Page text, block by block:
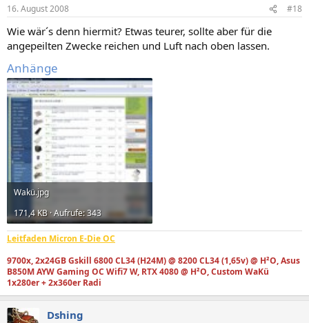
16. August 2008 #18
Wie wär´s denn hiermit? Etwas teurer, sollte aber für die
angepeilten Zwecke reichen und Luft nach oben lassen.
Anhänge
Wakü.jpg
171,4 KB · Aufrufe: 343
Leitfaden Micron E-Die OC
9700x, 2x24GB Gskill 6800 CL34 (H24M) @ 8200 CL34 (1,65v) @ H²O, Asus
B850M AYW Gaming OC Wifi7 W, RTX 4080 @ H²O, Custom WaKü
1x280er + 2x360er Radi
Dshing